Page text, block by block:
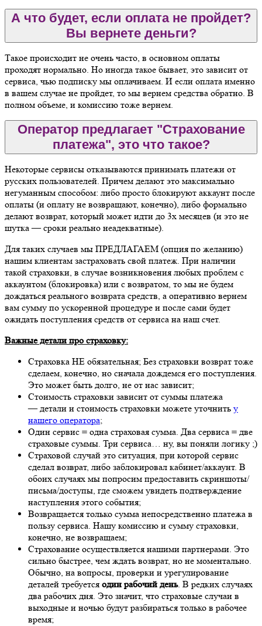
А что будет, если оплата не пройдет?
Вы вернете деньги?
Такое происходит не очень часто, в основном оплаты
проходят нормально. Но иногда такое бывает, это зависит от
сервиса, чью подписку мы оплачиваем. И если оплата именно
в вашем случае не пройдет, то мы вернем средства обратно. В
полном объеме, и комиссию тоже вернем.
Оператор предлагает "Страхование
платежа", это что такое?
Некоторые сервисы отказываются принимать платежи от
русских пользователей. Причем делают это максимально
негуманным способом: либо просто блокируют аккаунт после
оплаты (и оплату не возвращают, конечно), либо формально
делают возврат, который может идти до 3х месяцев (и это не
шутка — сроки реально неадекватные).
Для таких случаев мы ПРЕДЛАГАЕМ (опция по желанию)
нашим клиентам застраховать свой платеж. При наличии
такой страховки, в случае возникновения любых проблем с
аккаунтом (блокировка) или с возвратом, то мы не будем
дождаться реального возврата средств, а оперативно вернем
вам сумму по ускоренной процедуре и после сами будет
ожидать поступления средств от сервиса на наш счет.
Важные детали про страховку:
Страховка НЕ обязательная; Без страховки возврат тоже
сделаем, конечно, но сначала дождемся его поступления.
Это может быть долго, не от нас зависит;
Стоимость страховки зависит от суммы платежа
— детали и стоимость страховки можете уточнить у
нашего оператора;
Один сервис = одна страховая сумма. Два сервиса = две
страховые суммы. Три сервиса… ну, вы поняли логику ;)
Страховой случай это ситуация, при которой сервис
сделал возврат, либо заблокировал кабинет/аккаунт. В
обоих случаях мы попросим предоставить скриншоты/
письма/доступы, где сможем увидеть подтверждение
наступления этого события;
Возвращается только сумма непосредственно платежа в
пользу сервиса. Нашу комиссию и сумму страховки,
конечно, не возвращаем;
Страхование осуществляется нашими партнерами. Это
сильно быстрее, чем ждать возврат, но не моментально.
Обычно, на вопросы, проверки и урегулирование
деталей требуется один рабочий день. В редких случаях
два рабочих дня. Это значит, что страховые случаи в
выходные и ночью будут разбираться только в рабочее
время;